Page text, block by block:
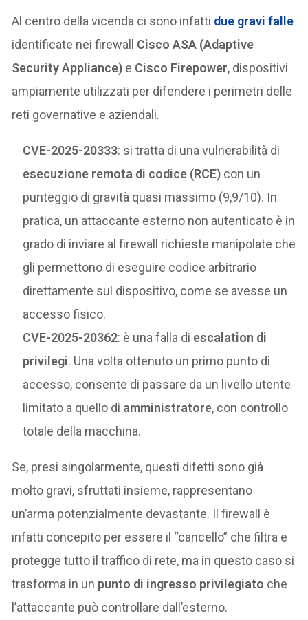
Al centro della vicenda ci sono infatti due gravi falle
identificate nei firewall Cisco ASA (Adaptive
Security Appliance) e Cisco Firepower, dispositivi
ampiamente utilizzati per difendere i perimetri delle
reti governative e aziendali.
CVE-2025-20333: si tratta di una vulnerabilità di
esecuzione remota di codice (RCE) con un
punteggio di gravità quasi massimo (9,9/10). In
pratica, un attaccante esterno non autenticato è in
grado di inviare al firewall richieste manipolate che
gli permettono di eseguire codice arbitrario
direttamente sul dispositivo, come se avesse un
accesso fisico.
CVE-2025-20362: è una falla di escalation di
privilegi. Una volta ottenuto un primo punto di
accesso, consente di passare da un livello utente
limitato a quello di amministratore, con controllo
totale della macchina.
Se, presi singolarmente, questi difetti sono già
molto gravi, sfruttati insieme, rappresentano
un’arma potenzialmente devastante. Il firewall è
infatti concepito per essere il “cancello” che filtra e
protegge tutto il traffico di rete, ma in questo caso si
trasforma in un punto di ingresso privilegiato che
l’attaccante può controllare dall’esterno.